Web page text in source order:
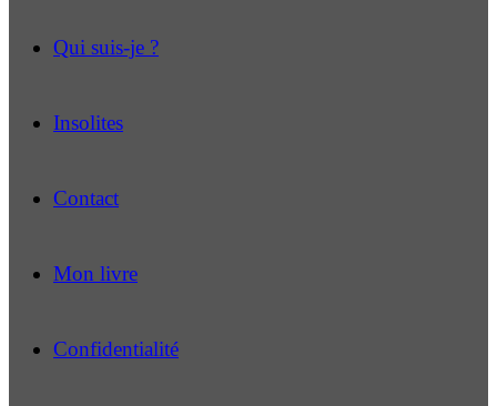
Qui suis-je ?
Insolites
Contact
Mon livre
Confidentialité